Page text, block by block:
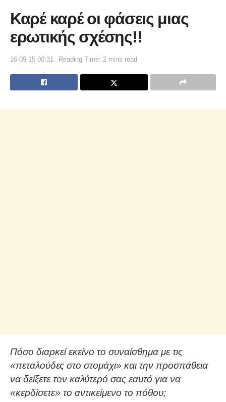
Καρέ καρέ οι φάσεις μιας
ερωτικής σχέσης!!
16-09-15 00:31 Reading Time: 2 mins read
Πόσο διαρκεί εκείνο το συναίσθημα με τις
«πεταλούδες στο στομάχι» και την προσπάθεια
να δείξετε τον καλύτερό σας εαυτό για να
«κερδίσετε» το αντικείμενο το πόθου;